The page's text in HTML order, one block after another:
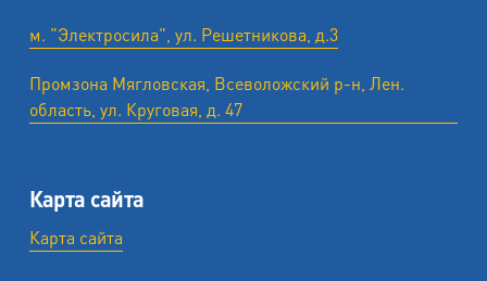
м. "Электросила", ул. Решетникова, д.3
Промзона Мягловская, Всеволожский р-н, Лен.
область, ул. ​Круговая, д. 47
Карта сайта
Карта сайта